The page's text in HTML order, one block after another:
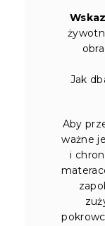
Jak
Aby
ważne
i